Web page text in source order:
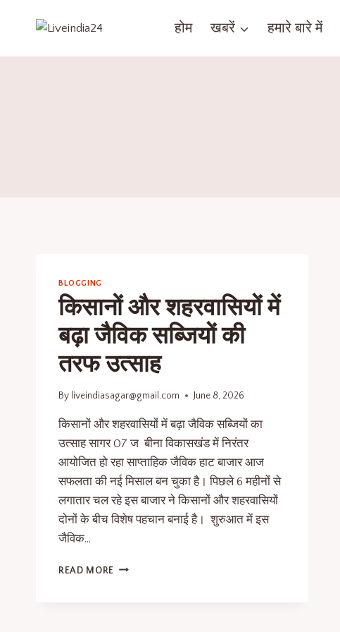
होम खबरें हमारे बारे में
BLOGGING
किसानों और शहरवासियों में
बढ़ा जैविक सब्जियों की
तरफ उत्साह
By liveindiasagar@gmail.com June 8, 2026
किसानों और शहरवासियों में बढ़ा जैविक सब्जियों का
उत्साह सागर 07 ज बीना विकासखंड में निरंतर
आयोजित हो रहा साप्ताहिक जैविक हाट बाजार आज
सफलता की नई मिसाल बन चुका है। पिछले 6 महीनों से
लगातार चल रहे इस बाजार ने किसानों और शहरवासियों
दोनों के बीच विशेष पहचान बनाई है। शुरुआत में इस
जैविक…
READ MORE